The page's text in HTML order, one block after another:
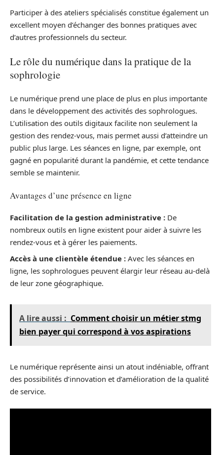
Participer à des ateliers spécialisés constitue également un
excellent moyen d’échanger des bonnes pratiques avec
d’autres professionnels du secteur.
Le rôle du numérique dans la pratique de la
sophrologie
Le numérique prend une place de plus en plus importante
dans le développement des activités des sophrologues.
L’utilisation des outils digitaux facilite non seulement la
gestion des rendez-vous, mais permet aussi d’atteindre un
public plus large. Les séances en ligne, par exemple, ont
gagné en popularité durant la pandémie, et cette tendance
semble se maintenir.
Avantages d’une présence en ligne
Facilitation de la gestion administrative : De
nombreux outils en ligne existent pour aider à suivre les
rendez-vous et à gérer les paiements.
Accès à une clientèle étendue : Avec les séances en
ligne, les sophrologues peuvent élargir leur réseau au-delà
de leur zone géographique.
A lire aussi : Comment choisir un métier stmg
bien payer qui correspond à vos aspirations
Le numérique représente ainsi un atout indéniable, offrant
des possibilités d’innovation et d’amélioration de la qualité
de service.